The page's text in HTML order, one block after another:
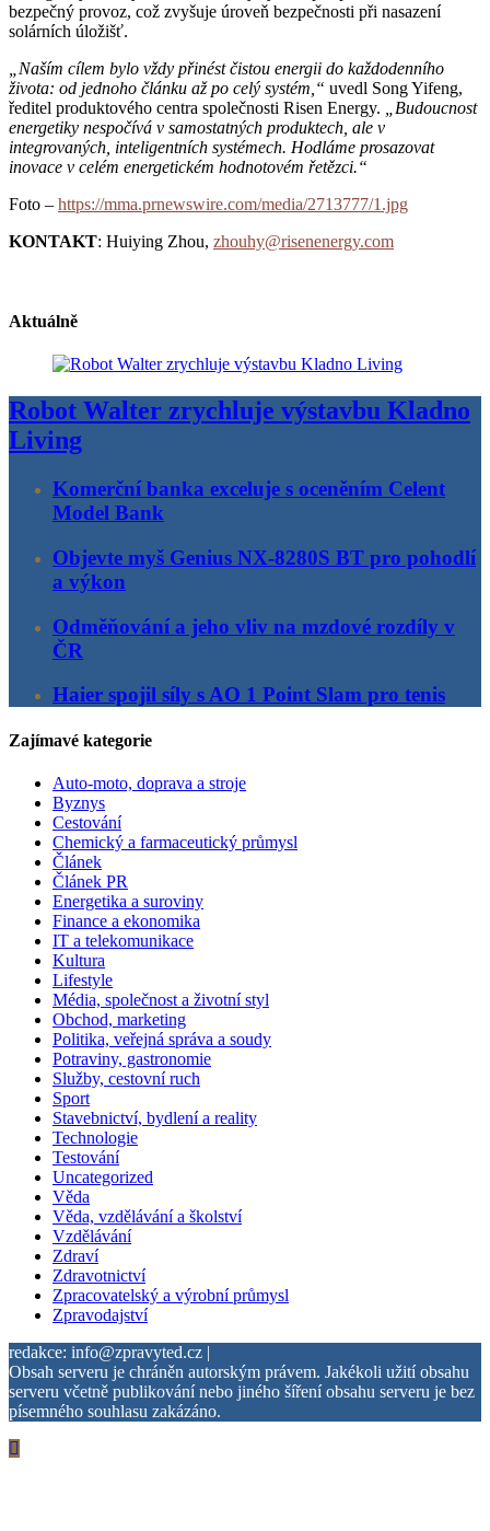
bezpečný provoz, což zvyšuje úroveň bezpečnosti při nasazení
solárních úložišť.
„Naším cílem bylo vždy přinést čistou energii do každodenního
života: od jednoho článku až po celý systém,“ uvedl Song Yifeng,
ředitel produktového centra společnosti Risen Energy.
„Budoucnost
energetiky nespočívá v samostatných produktech, ale v
integrovaných, inteligentních systémech. Hodláme prosazovat
inovace v celém energetickém hodnotovém řetězci.“
Foto – https://mma.prnewswire.com/media/2713777/1.jpg
KONTAKT: Huiying Zhou, zhouhy@risenenergy.com
Aktuálně
Robot Walter zrychluje výstavbu Kladno
Living
Komerční banka exceluje s oceněním Celent
Model Bank
Objevte myš Genius NX-8280S BT pro pohodlí
a výkon
Odměňování a jeho vliv na mzdové rozdíly v
ČR
Haier spojil síly s AO 1 Point Slam pro tenis
Zajímavé kategorie
Auto-moto, doprava a stroje
Byznys
Cestování
Chemický a farmaceutický průmysl
Článek
Článek PR
Energetika a suroviny
Finance a ekonomika
IT a telekomunikace
Kultura
Lifestyle
Média, společnost a životní styl
Obchod, marketing
Politika, veřejná správa a soudy
Potraviny, gastronomie
Služby, cestovní ruch
Sport
Stavebnictví, bydlení a reality
Technologie
Testování
Uncategorized
Věda
Věda, vzdělávání a školství
Vzdělávání
Zdraví
Zdravotnictví
Zpracovatelský a výrobní průmysl
Zpravodajství
redakce: info@zpravyted.cz |
Obsah serveru je chráněn autorským právem. Jakékoli užití obsahu
serveru včetně publikování nebo jiného šíření obsahu serveru je bez
písemného souhlasu zakázáno.